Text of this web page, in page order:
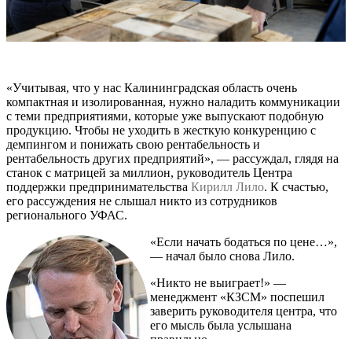
«Учитывая, что у нас Калининградская область очень
компактная и изолированная, нужно наладить коммуникации
с теми предприятиями, которые уже выпускают подобную
продукцию. Чтобы не уходить в жесткую конкуренцию с
демпингом и понижать свою рентабельность и
рентабельность других предприятий», — рассуждал, глядя на
станок с матрицей за миллион, руководитель Центра
поддержки предпринимательства Кирилл Лило. К счастью,
его рассуждения не слышал никто из сотрудников
регионального УФАС.
«Если начать бодаться по цене…»,
— начал было снова Лило.
«Никто не выиграет!» —
менеджмент «КЗСМ» поспешил
заверить руководителя центра, что
его мысль была услышана